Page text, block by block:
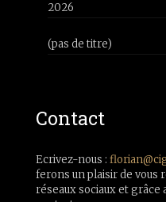
2026
(pas de titre)
Contact
Ecrivez-nous :
ferons un plaisir de vous
réseaux sociaux et grâce